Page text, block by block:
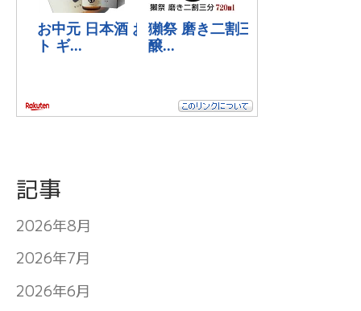
記事
2026年8月
2026年7月
2026年6月